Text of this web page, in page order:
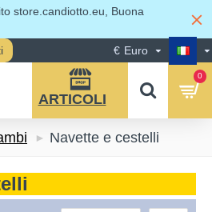
store.candiotto.eu, Buona
€ Euro
0
Navette e cestelli